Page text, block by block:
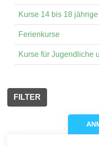
Kurse 14 bis 18 jährige
Ferienkurse
Kurse für Jugendliche
FILTER